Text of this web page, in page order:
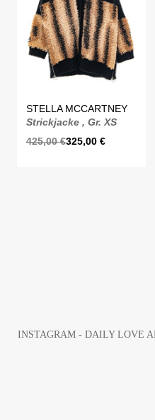
STELLA MCCARTNEY
Strickjacke , Gr. XS
425,00€325,00 €
INSTAGRAM - DAILY LOVE